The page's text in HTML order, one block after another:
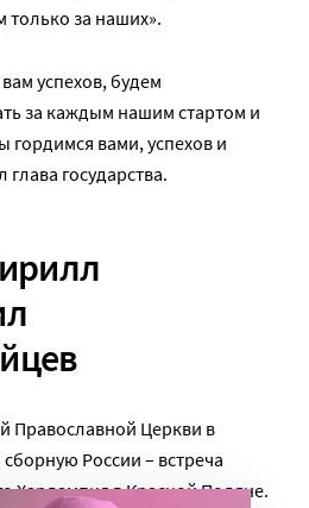
только за наших».
успехов, будем
за каждым нашим стартом и
вами, успехов и
государства.
Православной Церкви в
России – встреча
Харлампия в Красной Поляне.